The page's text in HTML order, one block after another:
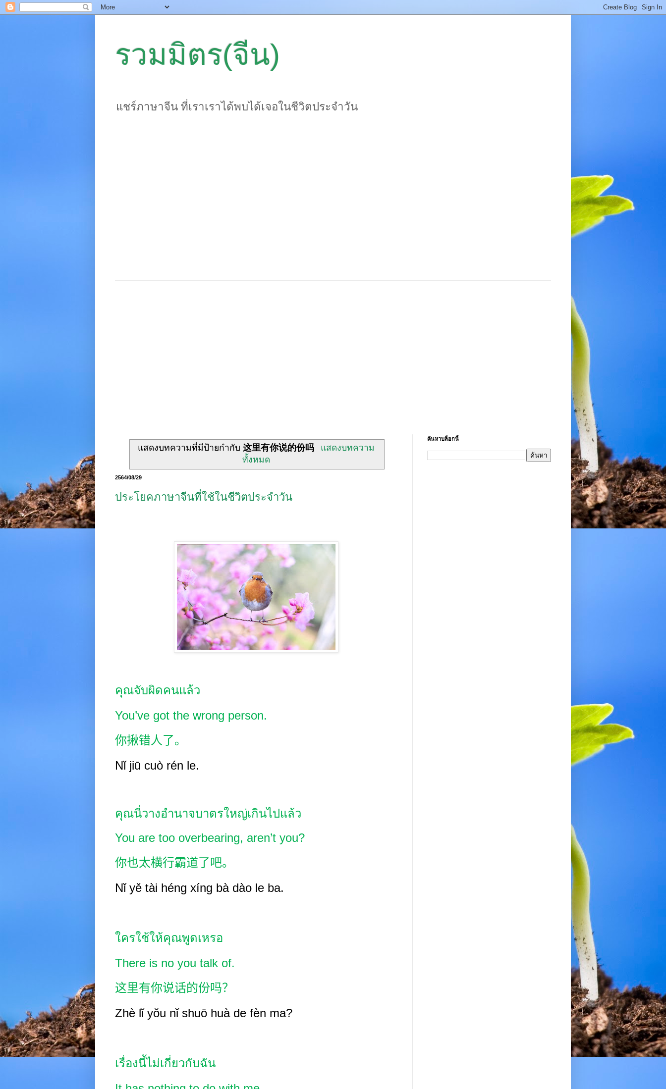
รวมมิตร(จีน)
แชร์ภาษาจีน ที่เราเราได้พบได้เจอในชีวิตประจำวัน
แสดงบทความที่มีป้ายกำกับ这里有你说的份吗
แสดงบทความ
ทั้งหมด
2564/08/29
ประโยคภาษาจีนที่ใช้ในชีวิตประจำวัน
คุณจับผิดคนแล้ว
You’ve got the wrong person.
你揪错人了。
Nǐ jiū cuò rén le.
คุณนี่วางอำนาจบาตรใหญ่เกินไปแล้ว
You are too overbearing, aren’t you?
你也太横行霸道了吧。
Nǐ yě tài héng xíng bà dào le ba.
ใครใช้ให้คุณพูดเหรอ
There is no you talk of.
这里有你说话的份吗？
Zhè lǐyǒu nǐ shuō huà de fèn ma?
เรื่องนี้ไม่เกี่ยวกับฉัน
ค้นหาบล็อกนี้